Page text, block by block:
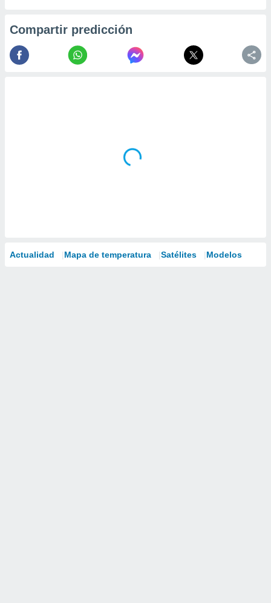
Compartir predicción
Actualidad Mapa de temperatura Satélites Modelos